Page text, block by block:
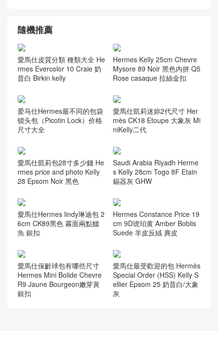
隨機推薦
愛馬仕皮質分類 種類大全 He
rmes Evercolor 10 Craie 奶
昔白 Birkin kelly
Hermes Kelly 25cm Chevre
Mysore 89 Noir 黑色內拼 Q5
Rose casaque 拉絲金扣
爱马仕Hermes最不同的包袋
锁头包（Picotin Lock）价格
尺寸大全
愛馬仕凱莉迷妳2代尺寸 Her
mès CK18 Etoupe 大象灰 Mi
niKelly二代
愛馬仕凱莉包28寸多少錢 He
rmes price and photo Kelly
28 Epsom Noir 黑色
Saudi Arabia Riyadh Herme
s Kelly 28cm Togo 8F Etain
錫器灰 GHW
愛馬仕Hermes lindy琳迪包 2
6cm CK89黑色 霧面兩點鱷
魚 銀扣
Hermes Constance Price 19
cm 9D琥珀黄 Amber Boblis
Suede 羊皮反絨 麂皮
愛馬仕保齡球包有哪些尺寸
Hermes Mini Bolide Chevre
R9 Jaune Bourgeon嫩芽黃
銀扣
愛馬仕最受歡迎的包 Hermès
Special Order (HSS) Kelly S
ellier Epsom 25 奶昔白/大象
灰